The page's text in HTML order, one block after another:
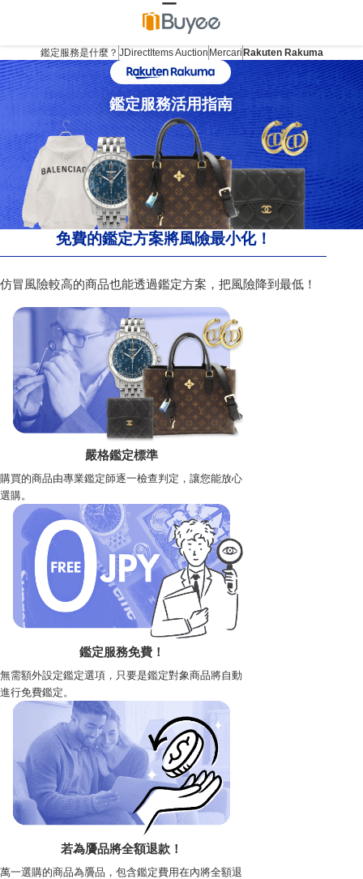
鑑定服務是什麼？ JDirectItems Auction Mercari Rakuten Rakuma
鑑定服務活用指南
免費的鑑定方案將風險最小化！
仿冒風險較高的商品也能透過鑑定方案，把風險降到最低！
嚴格鑑定標準
購買的商品由專業鑑定師逐一檢查判定，讓您能放心
選購。
鑑定服務免費！
無需額外設定鑑定選項，只要是鑑定對象商品將自動
進行免費鑑定。
若為贗品將全額退款！
萬一選購的商品為贗品，包含鑑定費用在內將全額退